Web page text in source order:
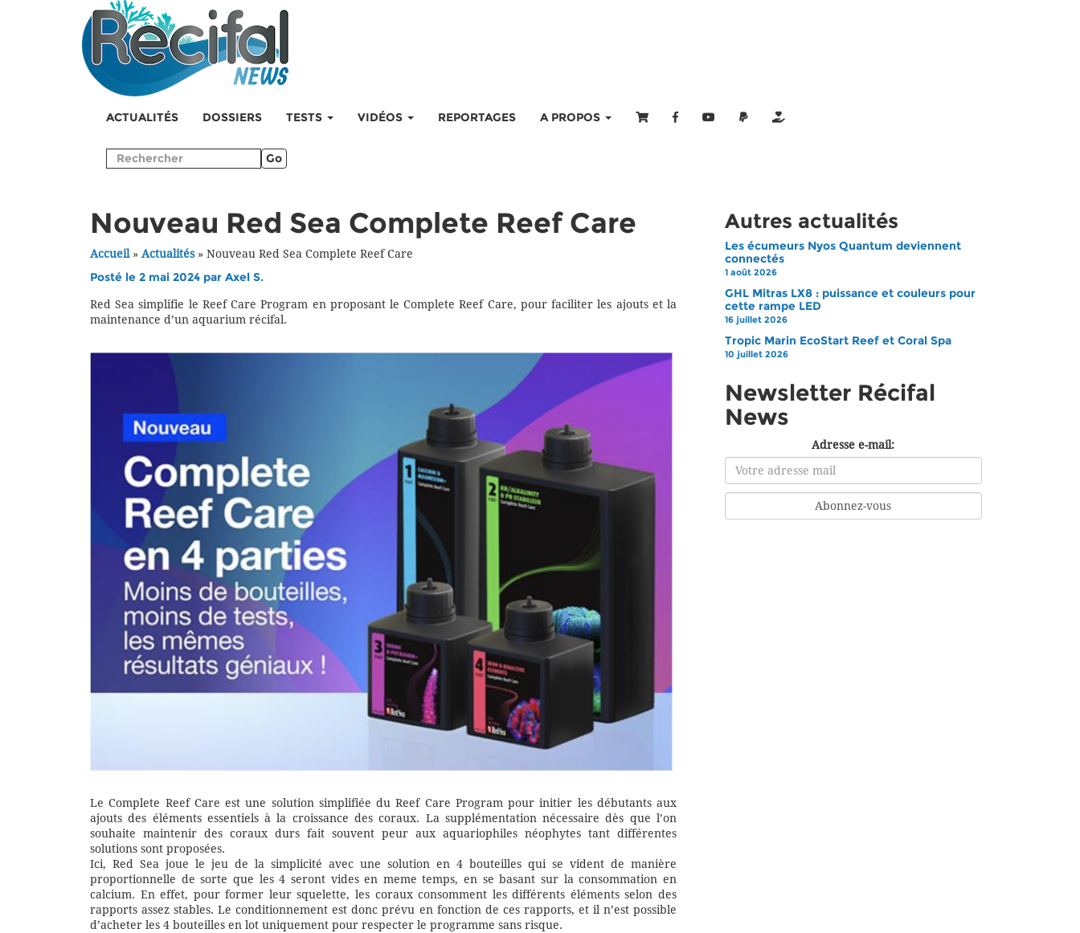
ACTUALITÉS DOSSIERS TESTS VIDÉOS REPORTAGES A PROPOS
Go
Nouveau Red Sea Complete Reef Care
Accueil» Actualités» Nouveau Red Sea Complete Reef Care
Posté le 2 mai 2024 par Axel S.
Red Sea simplifie le Reef Care Program en proposant le Complete Reef Care, pour faciliter les ajouts et la
maintenance d’un aquarium récifal.
Le Complete Reef Care est une solution simplifiée du Reef Care Program pour initier les débutants aux
ajouts des éléments essentiels à la croissance des coraux. La supplémentation nécessaire dès que l’on
souhaite maintenir des coraux durs fait souvent peur aux aquariophiles néophytes tant différentes
solutions sont proposées.
Ici, Red Sea joue le jeu de la simplicité avec une solution en 4 bouteilles qui se vident de manière
proportionnelle de sorte que les 4 seront vides en meme temps, en se basant sur la consommation en
calcium. En effet, pour former leur squelette, les coraux consomment les différents éléments selon des
rapports assez stables. Le conditionnement est donc prévu en fonction de ces rapports, et il n’est possible
d’acheter les 4 bouteilles en lot uniquement pour respecter le programme sans risque.
Autres actualités
Les écumeurs Nyos Quantum deviennent
connectés
1 août 2026
GHL Mitras LX8 : puissance et couleurs pour
cette rampe LED
16 juillet 2026
Tropic Marin EcoStart Reef et Coral Spa
10 juillet 2026
Newsletter Récifal
News
Adresse e-mail: